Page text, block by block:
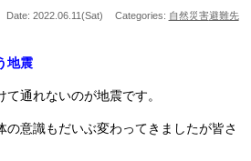
Date: 2022.06.11(Sat) Categories: 自然災害避難先
地震
通れないのが地震です。
の意識もだいぶ変わってきましたが皆さ